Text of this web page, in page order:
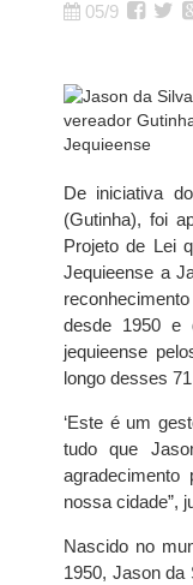
05/9
De iniciativa
(Gutinha), foi
Projeto de Lei
Jequieense a
desde 1950 e
jequieense
longo desses
‘Este é um
tudo que
nossa cidade”,
Nascido no
1950, Jason da